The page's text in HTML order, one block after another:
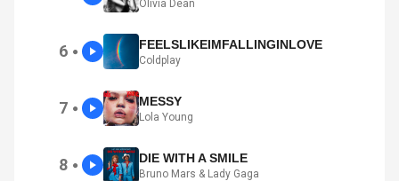
Olivia Dean
6 ● FEELSLIKEIMFALLINGINLOVE
Coldplay
7 ● MESSY
Lola Young
8 ● DIE WITH A SMILE
Bruno Mars & Lady Gaga